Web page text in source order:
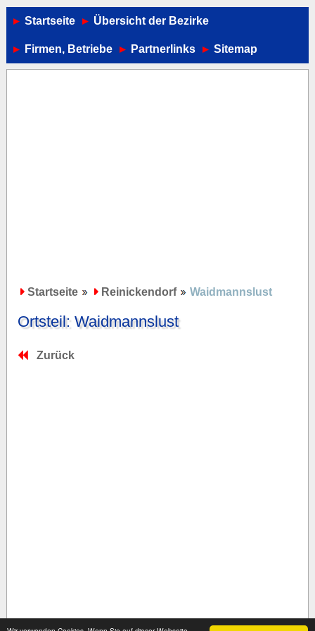
Startseite Übersicht der Bezirke
Firmen, Betriebe Partnerlinks Sitemap
Startseite Reinickendorf Waidmannslust
Ortsteil: Waidmannslust
Zurück